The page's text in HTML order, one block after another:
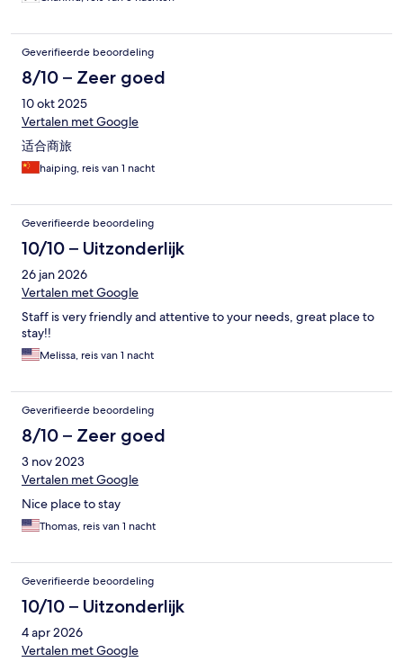
Geverifieerde beoordeling
8/10 – Zeer goed
10 okt 2025
Vertalen met Google
适合商旅
haiping, reis van 1 nacht
Geverifieerde beoordeling
10/10 – Uitzonderlijk
26 jan 2026
Vertalen met Google
Staff is very friendly and attentive to your needs, great place to
stay!!
Melissa, reis van 1 nacht
Geverifieerde beoordeling
8/10 – Zeer goed
3 nov 2023
Vertalen met Google
Nice place to stay
Thomas, reis van 1 nacht
Geverifieerde beoordeling
10/10 – Uitzonderlijk
4 apr 2026
Vertalen met Google